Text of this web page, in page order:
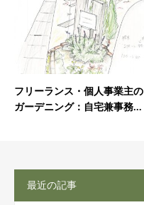
フリーランス・個人事業主の
ガーデニング：自宅兼事務...
最近の記事